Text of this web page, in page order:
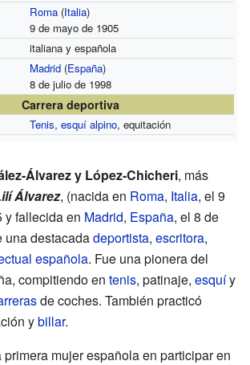
Roma(Italia)
9 de mayo de 1905
italiana y española
Madrid(España)
8 de julio de 1998
Carrera deportiva
Tenis, esquí alpino, equitación
Álvarez y López-Chicheri, más
Álvarez, (nacida en Roma, Italia, el 9
y fallecida en Madrid, España, el 8 de
una destacadadeportista, escritora,
española. Fue una pionera del
compitiendo en tenis, patinaje, esquíy
de coches. También practicó
ybillar.
mujer española en participar en